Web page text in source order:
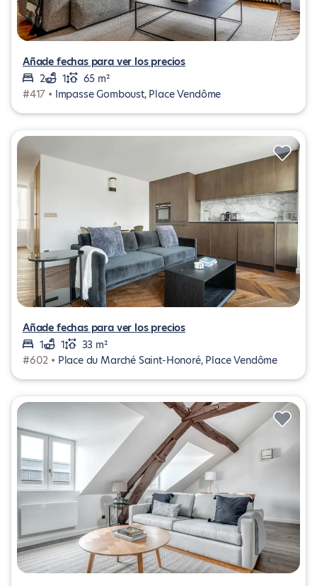
Añade fechas para ver los precios
2
1
65 m²
#417 • Impasse Gomboust, Place Vendôme
Añade fechas para ver los precios
1
1
33 m²
#602 • Place du Marché Saint-Honoré, Place Vendôme